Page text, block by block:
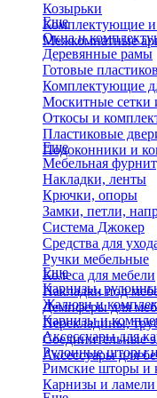
Козырьки
Комплектующие и
Межкомнатные
Еще
Окна и
Деревянные рамы
Готовые
Комплектующие
Москитные сетки
Откосы и
Пластиковые
Подоконники и
Еще
Мебельная
Накладки, ленты
Крючки, опоры
Замки, петли,
Система Джокер
Средства для
Ручки мебельные
Колеса для мебели
Накладки под
Демпферы для
Перекладины,
Соединительные
Аксессуары для
Еще
Карнизы,
Жалюзи и
Карнизы и
Аксессуары для
Рулонные шторы
Римские шторы и
Карнизы и